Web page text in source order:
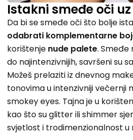
Istakni smeđe oči
Da bi se smeđe oči što bolje
odabrati komplementarne
korištenje nude palete. Smeđe
do najintenzivnijih, savršeni su
Možeš prelaziti iz dnevnog
tonovima u intenzivniji večernji
smokey eyes. Tajna je u
kao što su glitter ili shimmer
svjetlost i trodimenzionalnost u